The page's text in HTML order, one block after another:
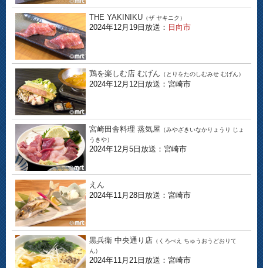
THE YAKINIKU （ザ ヤキニク）
2024年12月19日放送： 日向市
鶏を楽しむ店 むげん （とりをたのしむみせ むげん）
2024年12月12日放送：宮崎市
宮崎田舎料理 蒸気屋 （みやざきいなかりょうり じょ
うきや）
2024年12月5日放送：宮崎市
えん
2024年11月28日放送：宮崎市
黒兵衛 中央通り店 （くろべえ ちゅうおうどおりて
ん）
2024年11月21日放送：宮崎市